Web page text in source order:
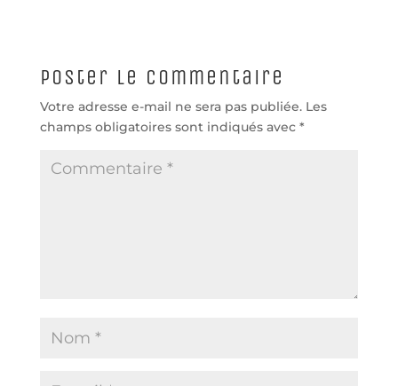
Poster le commentaire
Votre adresse e-mail ne sera pas publiée. Les
champs obligatoires sont indiqués avec *